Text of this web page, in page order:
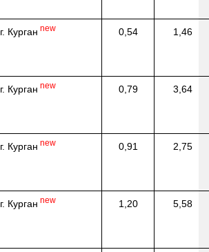
г. Курган new 0,54 1,46
г. Курган new 0,79 3,64
г. Курган new 0,91 2,75
г. Курган new 1,20 5,58